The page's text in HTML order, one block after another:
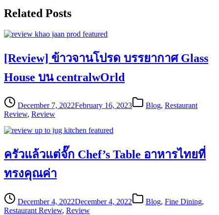
Related Posts
[Review] ข้าวจานโปรด บรรยากาศ Glass
House บน centralwOrld
December 7, 2022February 16, 2023 Blog, Restaurant
Review, Review
ครัวแล้วแต่จั๊ก Chef’s Table อาหารไทยที่
ทรงคุณค่า
December 4, 2022December 4, 2022 Blog, Fine Dining,
Restaurant Review, Review